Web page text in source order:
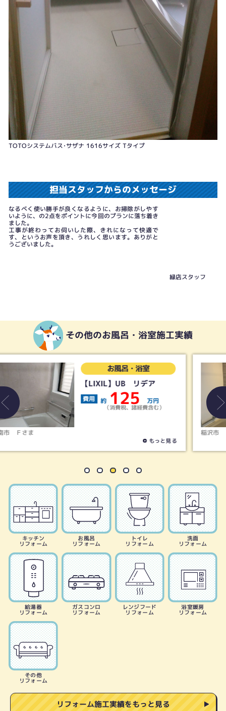
TOTOシステムバス･サザナ 1616サイズ Tタイプ
担当スタッフからのメッセージ
なるべく使い勝手が良くなるように、お掃除がしやす
いように、の2点をポイントに今回のプランに落ち着き
ました。
工事が終わってお伺いした際、きれになって快適で
す、というお声を頂き、うれしく思います。ありがと
うございました。
緑店スタッフ
その他のお風呂・浴室施工実績
稲沢市
お風呂・浴室
【タカラスタンダード】
UB グランスパ
費用 約 200
キッチン
リフォーム
お風呂
リフォーム
トイレ
リフォーム
洗面
リフォーム
給湯器
リフォーム
ガスコンロ
リフォーム
レンジフード
リフォーム
浴室暖房
リフォーム
その他
リフォーム
リフォーム施工実績をもっと見る